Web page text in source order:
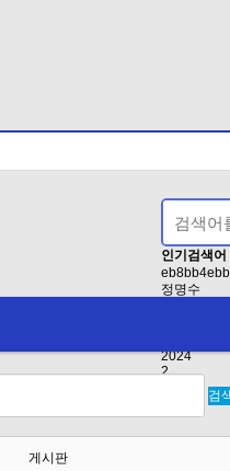
인기검색어
정명수
2024
2
검
게시판